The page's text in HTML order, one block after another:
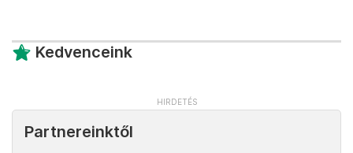
Kedvenceink
Partnereinktől